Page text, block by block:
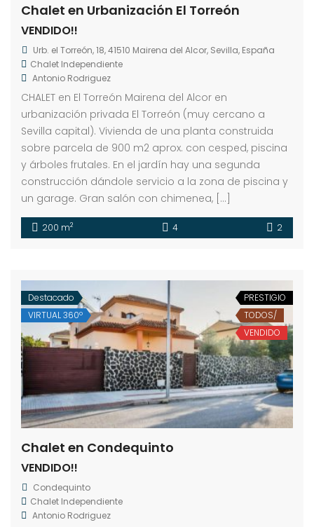
Chalet en Urbanización El Torreón
VENDIDO!!
Urb. el Torreón, 18, 41510 Mairena del Alcor, Sevilla, España
Chalet Independiente
Antonio Rodriguez
CHALET en El Torreón Mairena del Alcor en
urbanización privada El Torreón (muy cercano a
Sevilla capital). Vivienda de una planta construida
sobre parcela de 900 m2 aprox. con cesped, piscina
y árboles frutales. En el jardín hay una segunda
construcción dándole servicio a la zona de piscina y
un garage. Gran salón con chimenea, […]
200 m2 4 2
Destacado
VIRTUAL 360º
PRESTIGIO
TODOS/
VENDIDO
Chalet en Condequinto
VENDIDO!!
Condequinto
Chalet Independiente
Antonio Rodriguez